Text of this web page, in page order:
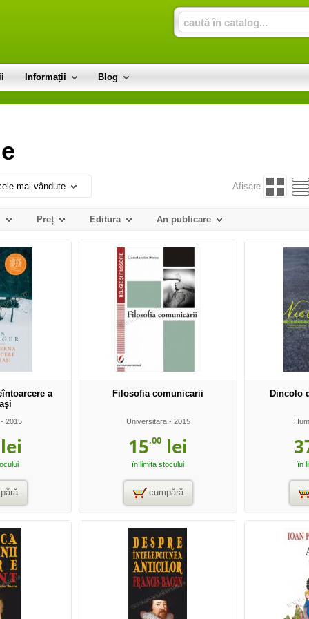
Informații Blog
mai vândute Afișare
Preț Editura An publicare
a
2015
Filosofia comunicarii
Universitara- 2015
15,00 lei
în limita stocului
cumpără
Dincolo
în